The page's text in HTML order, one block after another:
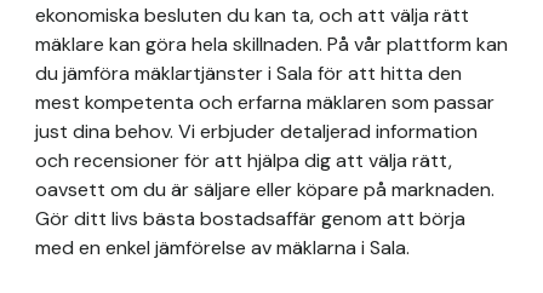
ekonomiska besluten du kan ta, och att välja rätt
mäklare kan göra hela skillnaden. På vår plattform kan
du jämföra mäklartjänster i Sala för att hitta den
mest kompetenta och erfarna mäklaren som passar
just dina behov. Vi erbjuder detaljerad information
och recensioner för att hjälpa dig att välja rätt,
oavsett om du är säljare eller köpare på marknaden.
Gör ditt livs bästa bostadsaffär genom att börja
med en enkel jämförelse av mäklarna i Sala.